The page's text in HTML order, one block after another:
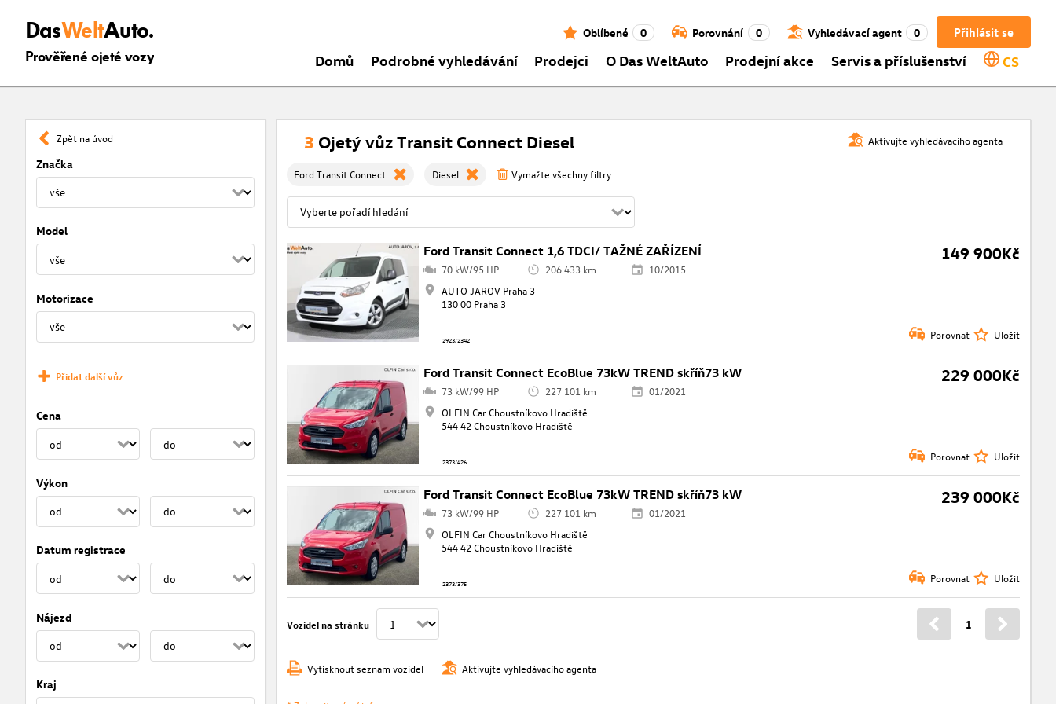
DasWeltAuto.
Prověřené ojeté vozy
Přihlásit se
Oblíbené 0 Porovnání 0 Vyhledávací agent 0
Domů Podrobné vyhledávání Prodejci O Das WeltAuto Prodejní akce Servis a příslušenství CS
Zpět na úvod
Značka
Model
Motorizace
Přidat další vůz
Cena
Výkon
Datum registrace
Nájezd
Kraj
Aktivujte vyhledávacího agenta
3 Ojetý vůz Transit Connect Diesel
Ford Transit Connect Diesel Vymažte všechny filtry
Ford Transit Connect 1,6 TDCI/ TAŽNÉ ZAŘÍZENÍ 149 900Kč
70 kW/95 HP 206 433 km
10/2015
AUTO JAROV Praha 3
130 00 Praha 3
2923/2342 Porovnat Uložit
Ford Transit Connect EcoBlue 73kW TREND skříň73 kW 229 000Kč
73 kW/99 HP 227 101 km
01/2021
OLFIN Car Choustníkovo Hradiště
544 42 Choustníkovo Hradiště
2373/426 Porovnat Uložit
Ford Transit Connect EcoBlue 73kW TREND skříň73 kW 239 000Kč
73 kW/99 HP 227 101 km
01/2021
OLFIN Car Choustníkovo Hradiště
544 42 Choustníkovo Hradiště
2373/375 Porovnat Uložit
Vozidel na stránku 1
Vytisknout seznam vozidel Aktivujte vyhledávacího agenta